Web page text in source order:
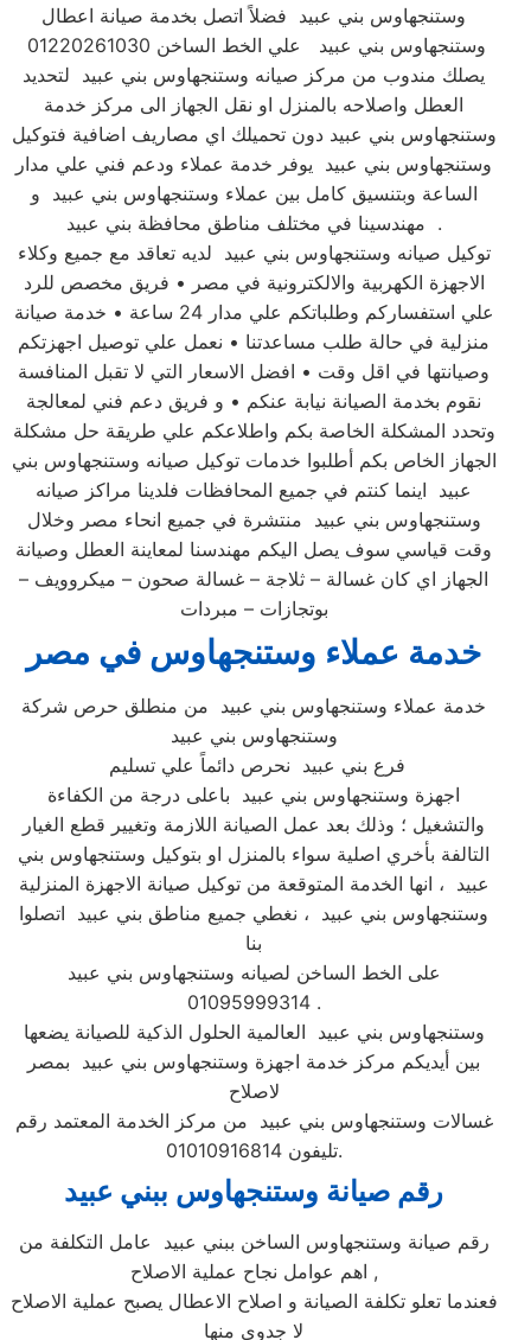
وستنجهاوس بني عبيد فضلاً اتصل بخدمة صيانة اعطال
يصلك مندوب من مركز صيانه وستنجهاوس بني عبيد لتحديد
العطل واصلاحه بالمنزل او نقل الجهاز الى مركز خدمة
وستنجهاوس بني عبيد دون تحميلك اي مصاريف اضافية فتوكيل
وستنجهاوس بني عبيد يوفر خدمة عملاء ودعم فني علي مدار
الساعة وبتنسيق كامل بين عملاء وستنجهاوس بني عبيد و
مهندسينا في مختلف مناطق محافظة بني عبيد .
توكيل صيانه وستنجهاوس بني عبيد لديه تعاقد مع جميع وكلاء
الاجهزة الكهربية والالكترونية في مصر • فريق مخصص للرد
علي استفساركم وطلباتكم علي مدار 24 ساعة • خدمة صيانة
منزلية في حالة طلب مساعدتنا • نعمل علي توصيل اجهزتكم
وصيانتها في اقل وقت • افضل الاسعار التي لا تقبل المنافسة
نقوم بخدمة الصيانة نيابة عنكم • و فريق دعم فني لمعالجة
وتحدد المشكلة الخاصة بكم واطلاعكم علي طريقة حل مشكلة
الجهاز الخاص بكم أطلبوا خدمات توكيل صيانه وستنجهاوس بني
عبيد اينما كنتم في جميع المحافظات فلدينا مراكز صيانه
وستنجهاوس بني عبيد منتشرة في جميع انحاء مصر وخلال
وقت قياسي سوف يصل اليكم مهندسنا لمعاينة العطل وصيانة
الجهاز اي كان غسالة – ثلاجة – غسالة صحون – ميكروويف –
بوتجازات – مبردات
خدمة عملاء وستنجهاوس في مصر
خدمة عملاء وستنجهاوس بني عبيد من منطلق حرص شركة
وستنجهاوس بني عبيد
فرع بني عبيد نحرص دائماً علي تسليم
اجهزة وستنجهاوس بني عبيد باعلى درجة من الكفاءة
والتشغيل ؛ وذلك بعد عمل الصيانة اللازمة وتغيير قطع الغيار
التالفة بأخري اصلية سواء بالمنزل او بتوكيل وستنجهاوس بني
عبيد ، انها الخدمة المتوقعة من توكيل صيانة الاجهزة المنزلية
وستنجهاوس بني عبيد ، نغطي جميع مناطق بني عبيد اتصلوا
بنا
على الخط الساخن لصيانه وستنجهاوس بني عبيد
01095999314 .
وستنجهاوس بني عبيد العالمية الحلول الذكية للصيانة يضعها
بين أيديكم مركز خدمة اجهزة وستنجهاوس بني عبيد بمصر
لاصلاح
غسالات وستنجهاوس بني عبيد من مركز الخدمة المعتمد رقم
تليفون 01010916814.
رقم صيانة وستنجهاوس ببني عبيد
رقم صيانة وستنجهاوس الساخن ببني عبيد عامل التكلفة من
اهم عوامل نجاح عملية الاصلاح ,
فعندما تعلو تكلفة الصيانة و اصلاح الاعطال يصبح عملية الاصلاح
لا جدوي منها